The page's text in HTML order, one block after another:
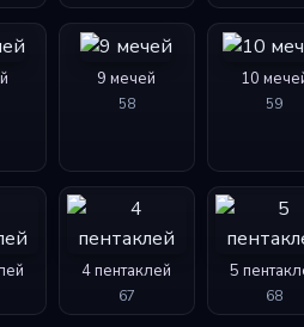
9 мечей
58
10
59
4 пентаклей
67
5
68